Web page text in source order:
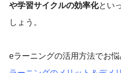
や学習サイクルの効率化とい
しょう。
eラーニングの活用方法でお